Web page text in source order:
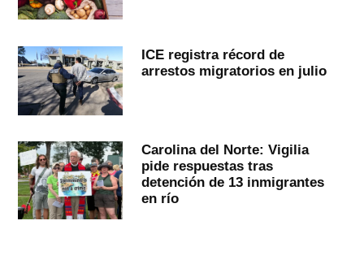
ICE registra récord de
arrestos migratorios en julio
Carolina del Norte: Vigilia
pide respuestas tras
detención de 13 inmigrantes
en río